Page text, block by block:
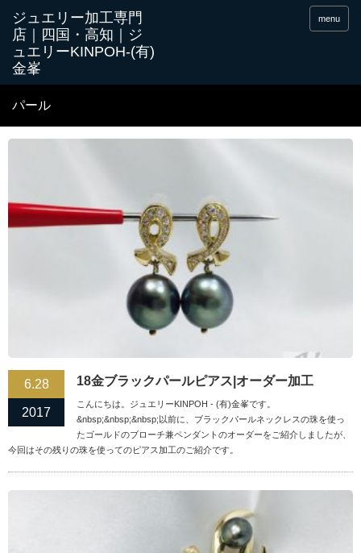
menu
パール
6.28
2017
18金ブラックパールピアス|オーダー加工
こんにちは。ジュエリーKINPOH - (有)金峯です。
&nbsp;&nbsp;&nbsp;以前に、ブラックパールネックレスの珠を使っ
たゴールドのブローチ兼ペンダントのオーダーをご紹介しましたが、
今回はその残りの珠を使ってのピアス加工のご紹介です。